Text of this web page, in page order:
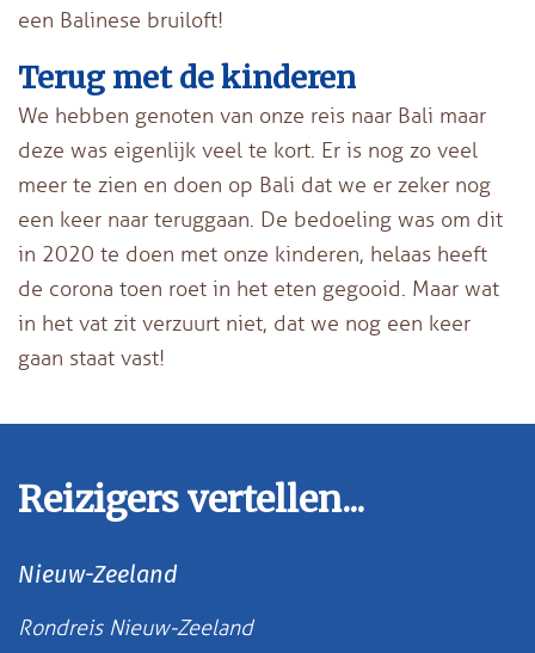
een Balinese bruiloft!
Terug met de kinderen
We hebben genoten van onze reis naar Bali maar
deze was eigenlijk veel te kort. Er is nog zo veel
meer te zien en doen op Bali dat we er zeker nog
een keer naar teruggaan. De bedoeling was om dit
in 2020 te doen met onze kinderen, helaas heeft
de corona toen roet in het eten gegooid. Maar wat
in het vat zit verzuurt niet, dat we nog een keer
gaan staat vast!
Reizigers vertellen...
Nieuw-Zeeland
Rondreis Nieuw-Zeeland